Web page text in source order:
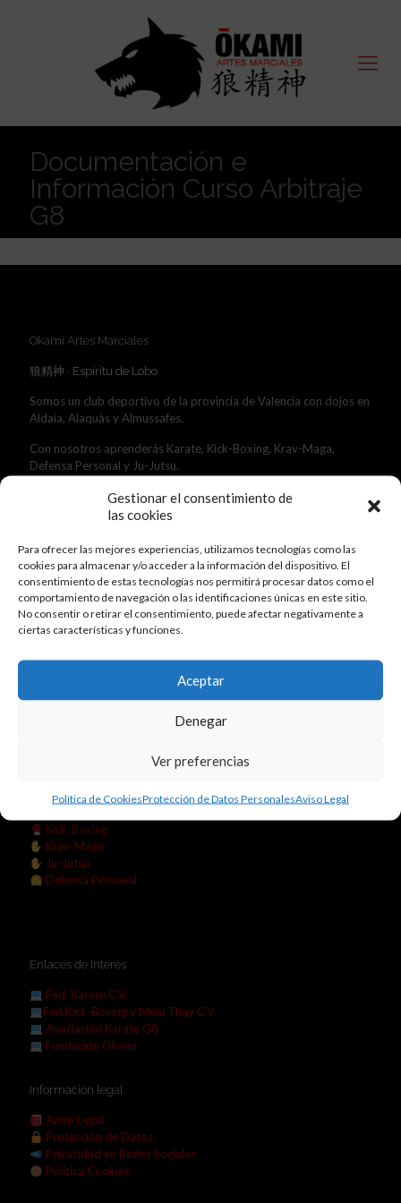
Gestionar el consentimiento de
las cookies
Para ofrecer las mejores experiencias, utilizamos tecnologías como las
cookies para almacenar y/o acceder a la información del dispositivo. El
consentimiento de estas tecnologías nos permitirá procesar datos como el
comportamiento de navegación o las identificaciones únicas en este sitio.
No consentir o retirar el consentimiento, puede afectar negativamente a
ciertas características y funciones.
Aceptar
Denegar
Ver preferencias
Política de CookiesProtección de Datos PersonalesAviso Legal
Documentación e
Información Curso Arbitraje
G8
Okami Artes Marciales
狼精神 · Espíritu de Lobo
Somos un club deportivo de la provincia de Valencia con dojos en
Aldaia, Alaquàs y Almussafes.
Con nosotros aprenderás Karate, Kick-Boxing, Krav-Maga,
Defensa Personal y Ju-Jutsu.
Kick-Boxing
Krav-Maga
Ju-Jutsu
Defensa Personal
Enlaces de Interés
Fed. Karate C.V.
Fed.Kick-Boxing y Muai Thay C.V.
Asociación Karate G8
Fundación Okami
Información legal
Aviso Legal
Protección de Datos
Privacidad en Redes Sociales
Política Cookies